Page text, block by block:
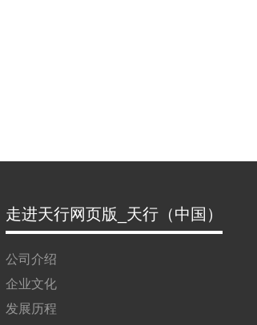
走进天行网页版_天行（中国）
公司介绍
企业文化
发展历程